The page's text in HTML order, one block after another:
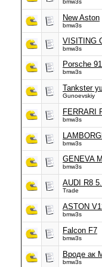
bmw3s
New Aston
bmw3s
VISITING
bmw3s
Porsche
bmw3s
Tankster
Gunoevskiy
FERRARI
bmw3s
bmw3s
GENEVA
bmw3s
AUDI R8
Trade
ASTON
bmw3s
Falcon F7
bmw3s
Вроде ак
bmw3s